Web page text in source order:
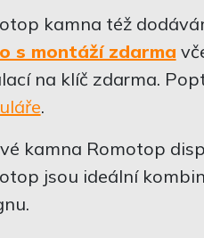
kamna též
s montáží zdarma
na klíč zdarma.
.
kamna Romotop
jsou ideální